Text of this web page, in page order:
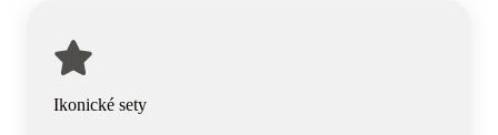
Ikonické sety